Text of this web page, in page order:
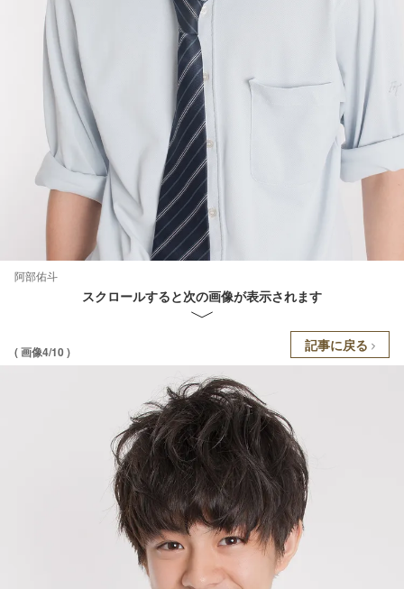
阿部佑斗
スクロールすると次の画像が表示されます
( 画像4/10 ) 記事に戻る